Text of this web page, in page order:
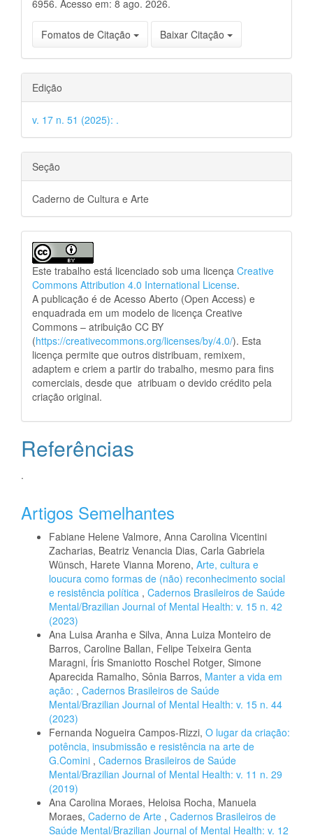
6956. Acesso em: 8 ago. 2026.
Fomatos de Citação Baixar Citação
Edição
v. 17 n. 51 (2025): .
Seção
Caderno de Cultura e Arte
Este trabalho está licenciado sob uma licença Creative
Commons Attribution 4.0 International License.
A publicação é de Acesso Aberto (Open Access) e
enquadrada em um modelo de licença Creative
Commons – atribuição CC BY
(https://creativecommons.org/licenses/by/4.0/). Esta
licença permite que outros distribuam, remixem,
adaptem e criem a partir do trabalho, mesmo para fins
comerciais, desde que atribuam o devido crédito pela
criação original.
Referências
.
Artigos Semelhantes
Fabiane Helene Valmore, Anna Carolina Vicentini
Zacharias, Beatriz Venancia Dias, Carla Gabriela
Wünsch, Harete Vianna Moreno, Arte, cultura e
loucura como formas de (não) reconhecimento social
e resistência política , Cadernos Brasileiros de Saúde
Mental/Brazilian Journal of Mental Health: v. 15 n. 42
(2023)
Ana Luisa Aranha e Silva, Anna Luiza Monteiro de
Barros, Caroline Ballan, Felipe Teixeira Genta
Maragni, Íris Smaniotto Roschel Rotger, Simone
Aparecida Ramalho, Sônia Barros, Manter a vida em
ação: , Cadernos Brasileiros de Saúde
Mental/Brazilian Journal of Mental Health: v. 15 n. 44
(2023)
Fernanda Nogueira Campos-Rizzi, O lugar da criação:
potência, insubmissão e resistência na arte de
G.Comini , Cadernos Brasileiros de Saúde
Mental/Brazilian Journal of Mental Health: v. 11 n. 29
(2019)
Ana Carolina Moraes, Heloisa Rocha, Manuela
Moraes, Caderno de Arte , Cadernos Brasileiros de
Saúde Mental/Brazilian Journal of Mental Health: v. 12